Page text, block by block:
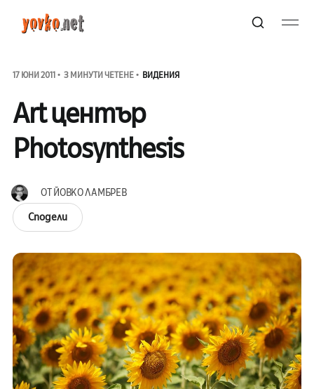
17 ЮНИ 2011 3 МИНУТИ ЧЕТЕНЕ ВИДЕНИЯ
Art център
Photosynthesis
ОТЙОВКО ЛАМБРЕВ
Сподели